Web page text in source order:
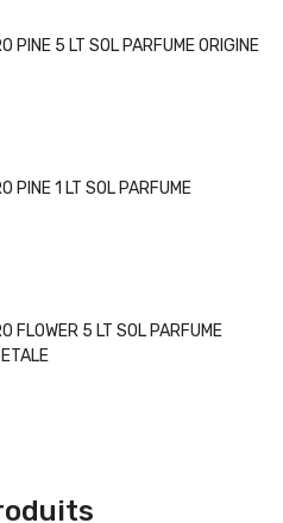
PINE 5 LT SOL PARFUME ORIGINE
PINE 1 LT SOL PARFUME
FLOWER 5 LT SOL PARFUME